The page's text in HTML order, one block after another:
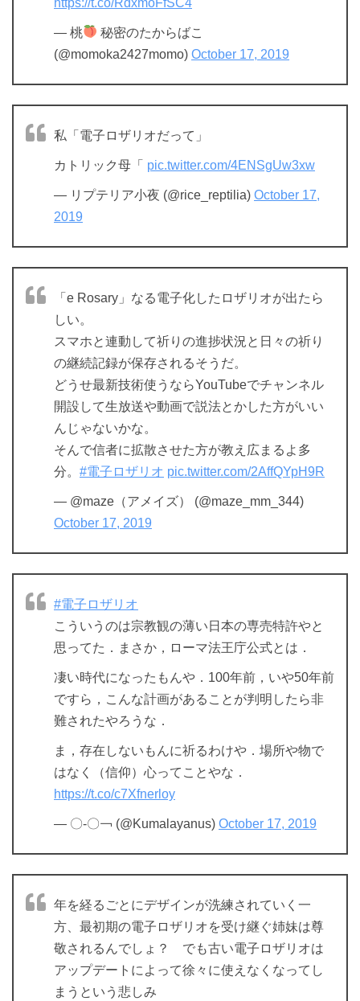
— 桃
秘密のたからばこ
(@momoka2427momo) October 17, 2019
私「電子ロザリオだって」
カトリック母「 pic.twitter.com/4ENSgUw3xw
— リプテリア小夜 (@rice_reptilia) October 17,
2019
「e Rosary」なる電子化したロザリオが出たら
しい。
スマホと連動して祈りの進捗状況と日々の祈り
の継続記録が保存されるそうだ。
どうせ最新技術使うならYouTubeでチャンネル
開設して生放送や動画で説法とかした方がいい
んじゃないかな。
そんで信者に拡散させた方が教え広まるよ多
分。 #電子ロザリオ pic.twitter.com/2AffQYpH9R
— @maze（アメイズ） (@maze_mm_344)
October 17, 2019
#電子ロザリオ
こういうのは宗教観の薄い日本の専売特許やと
思ってた．まさか，ローマ法王庁公式とは．
凄い時代になったもんや．100年前，いや50年前
ですら，こんな計画があることが判明したら非
難されたやろうな．
ま，存在しないもんに祈るわけや．場所や物で
はなく（信仰）心ってことやな．
https://t.co/c7Xfnerloy
— 〇-〇￢ (@Kumalayanus) October 17, 2019
年を経るごとにデザインが洗練されていく一
方、最初期の電子ロザリオを受け継ぐ姉妹は尊
敬されるんでしょ？ でも古い電子ロザリオは
アップデートによって徐々に使えなくなってし
まうという悲しみ